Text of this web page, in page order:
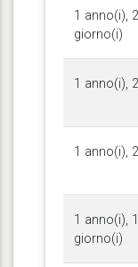
1 anno(i),
giorno(i)
1 anno(i),
1 anno(i),
1 anno(i),
giorno(i)